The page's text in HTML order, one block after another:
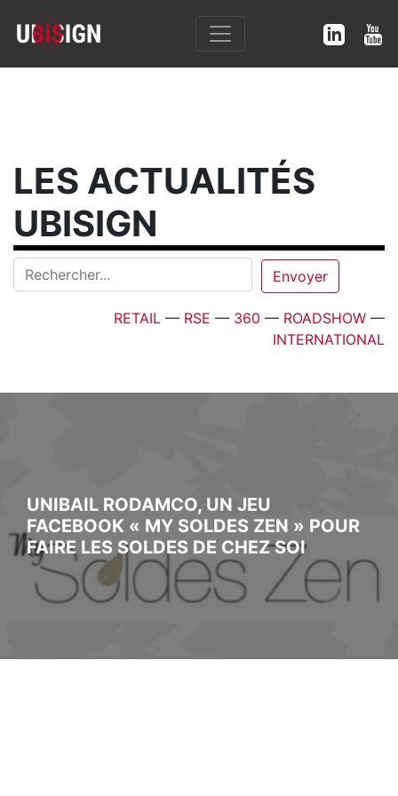
LES ACTUALITÉS
UBISIGN
RETAIL — RSE — 360 — ROADSHOW —
INTERNATIONAL
UNIBAIL RODAMCO, UN JEU
FACEBOOK « MY SOLDES ZEN » POUR
FAIRE LES SOLDES DE CHEZ SOI